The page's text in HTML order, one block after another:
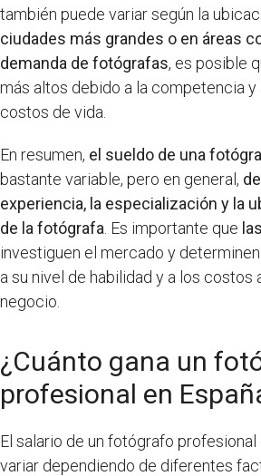
también puede variar según la
ciudades más grandes o en áreas
demanda de fotógrafas, es posible
más altos debido a la competencia y
costos de vida.
En resumen, el sueldo de una
bastante variable, pero en general,
experiencia, la especialización y la
de la fotógrafa . Es importante que
investiguen el mercado y
a su nivel de habilidad y a los costos
negocio.
¿Cuánto gana un
profesional en
El salario de un fotógrafo profesional
variar dependiendo de diferentes